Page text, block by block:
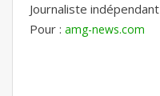
Journaliste indépendant
Pour : amg-news.com